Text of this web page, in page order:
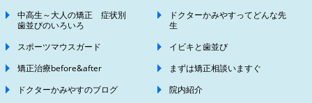
中高生～大人の矯正 症状別
歯並びのいろいろ
ドクターかみやすってどんな先
生
スポーツマウスガード
イビキと歯並び
矯正治療before&after
まずは矯正相談いますぐ
ドクターかみやすのブログ
院内紹介